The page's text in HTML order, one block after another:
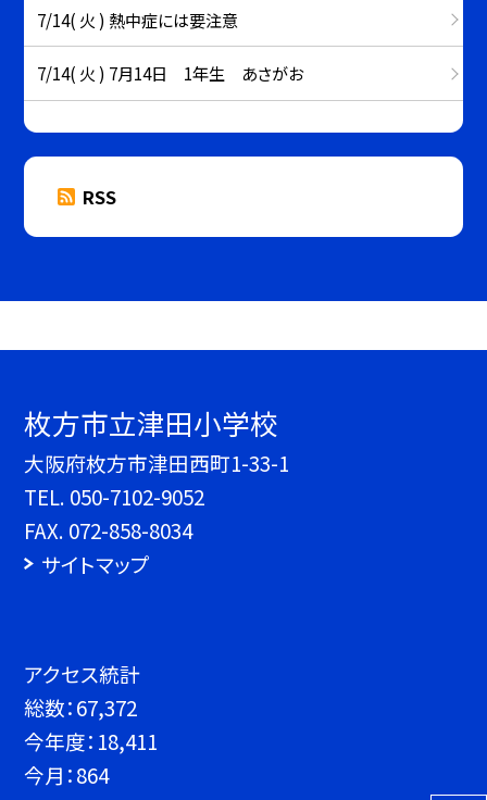
7/14( 火 ) 熱中症には要注意
7/14( 火 ) 7月14日 1年生 あさがお
RSS
枚方市立津田小学校
大阪府枚方市津田西町1-33-1
TEL. 050-7102-9052
FAX. 072-858-8034
サイトマップ
アクセス統計
総数：67,372
今年度： 18,411
今月：864